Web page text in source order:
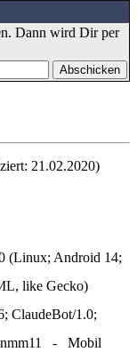
Dann wird Dir per
21.02.2020)
Android 14;
like Gecko)
ClaudeBot/1.0;
nmm11 - Mobil